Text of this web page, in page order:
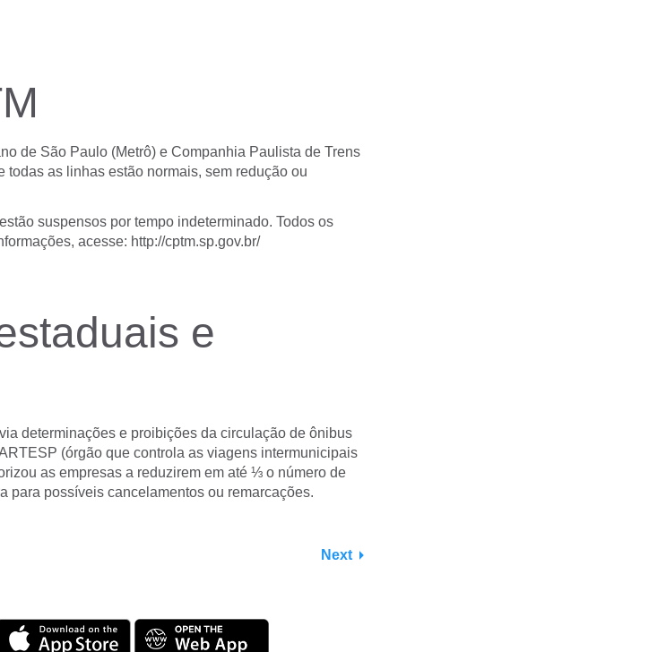
de São Paulo (Metrô) e Companhia Paulista de Trens
todas as linhas estão normais, sem redução ou
suspensos por tempo indeterminado. Todos os
acesse: http://cptm.sp.gov.br/
e
determinações e proibições da circulação de ônibus
(órgão que controla as viagens intermunicipais
as empresas a reduzirem em até ⅓ o número de
para possíveis cancelamentos ou remarcações.
Next